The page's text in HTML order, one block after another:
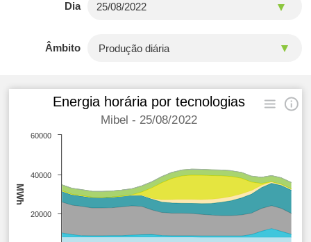
Dia
Âmbito
MWh
Energia horária por tecnologias
Mibel - 25/08/2022
20000
40000
60000